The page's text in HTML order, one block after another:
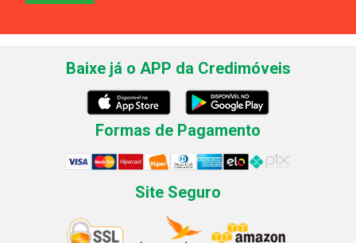
Baixe já o APP da Credimóveis
Formas de Pagamento
Site Seguro